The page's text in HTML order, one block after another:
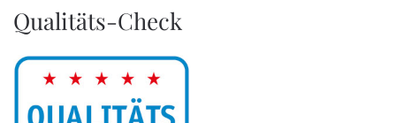
Qualitäts-Check